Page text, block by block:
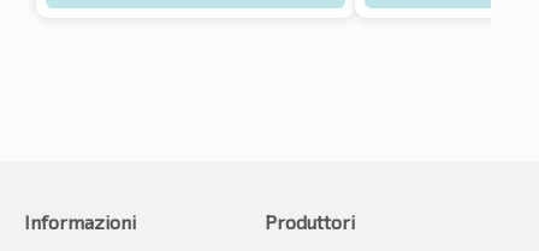
Informazioni
Produttori